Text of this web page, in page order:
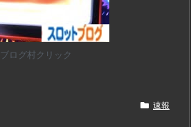
ブログ村クリック
速報